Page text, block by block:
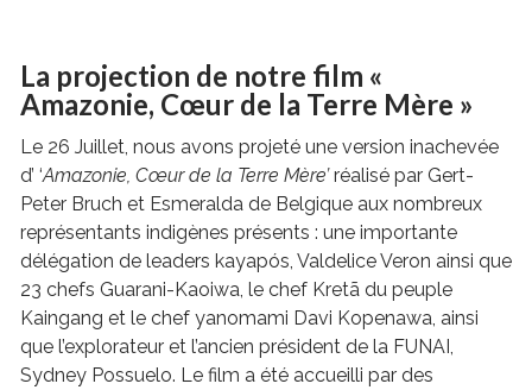
La projection de notre film «
Amazonie, Cœur de la Terre Mère »
Le 26 Juillet, nous avons projeté une version inachevée
d’ ‘Amazonie, Cœur de la Terre Mère’réalisé par Gert-
Peter Bruch et Esmeralda de Belgique aux nombreux
représentants indigènes présents : une importante
délégation de leaders kayapós, Valdelice Veron ainsi que
23 chefs Guarani-Kaoiwa, le chef Kretã du peuple
Kaingang et le chef yanomami Davi Kopenawa, ainsi
que l’explorateur et l’ancien président de la FUNAI,
Sydney Possuelo. Le film a été accueilli par des